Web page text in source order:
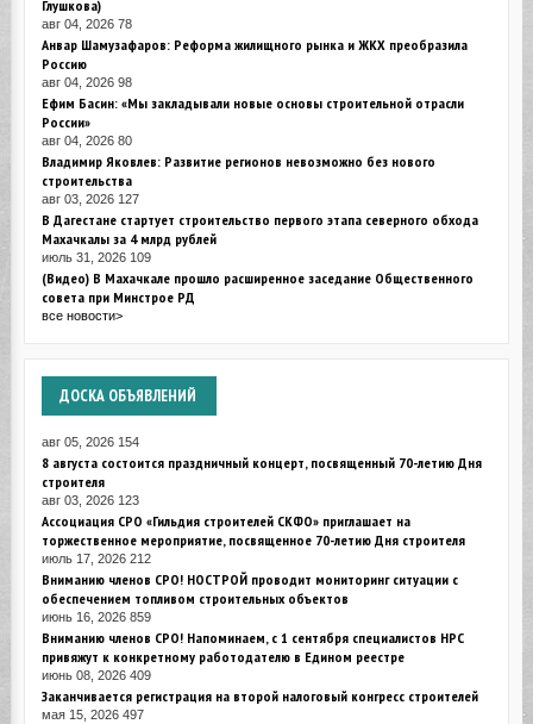
Глушкова)
авг 04, 2026 78
Анвар Шамузафаров: Реформа жилищного рынка и ЖКХ преобразила
Россию
авг 04, 2026 98
Ефим Басин: «Мы закладывали новые основы строительной отрасли
России»
авг 04, 2026 80
Владимир Яковлев: Развитие регионов невозможно без нового
строительства
авг 03, 2026 127
В Дагестане стартует строительство первого этапа северного обхода
Махачкалы за 4 млрд рублей
июль 31, 2026 109
(Видео) В Махачкале прошло расширенное заседание Общественного
совета при Минстрое РД
все новости>
ДОСКА ОБЪЯВЛЕНИЙ
авг 05, 2026 154
8 августа состоится праздничный концерт, посвященный 70-летию Дня
строителя
авг 03, 2026 123
Ассоциация СРО «Гильдия строителей СКФО» приглашает на
торжественное мероприятие, посвященное 70-летию Дня строителя
июль 17, 2026 212
Вниманию членов СРО! НОСТРОЙ проводит мониторинг ситуации с
обеспечением топливом строительных объектов
июнь 16, 2026 859
Вниманию членов СРО! Напоминаем, с 1 сентября специалистов НРС
привяжут к конкретному работодателю в Едином реестре
июнь 08, 2026 409
Заканчивается регистрация на второй налоговый конгресс строителей
мая 15, 2026 497